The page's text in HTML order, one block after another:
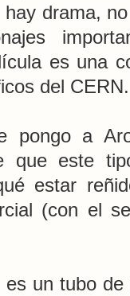
drama,
es una
del CERN.
pongo a
que este
estar
(con el
es un tubo